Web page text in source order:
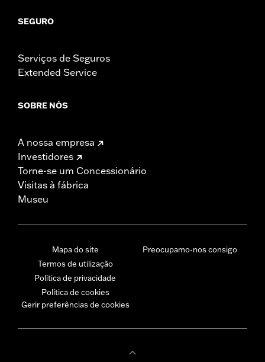
SEGURO
Serviços de Seguros
Extended Service
SOBRE NÓS
A nossa empresa
Investidores
Torne-se um Concessionário
Visitas à fábrica
Museu
Mapa do site
Termos de utilização
Política de privacidade
Política de cookies
Gerir preferências de cookies
Preocupamo-nos consigo